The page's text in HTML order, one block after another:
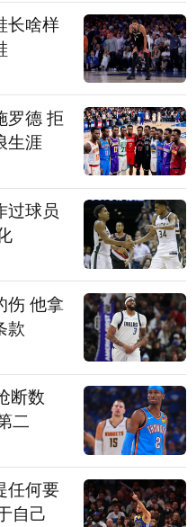
长啥样
罗德 拒
生涯
过球员
伤 他拿
款
断数
二
任何要
自己